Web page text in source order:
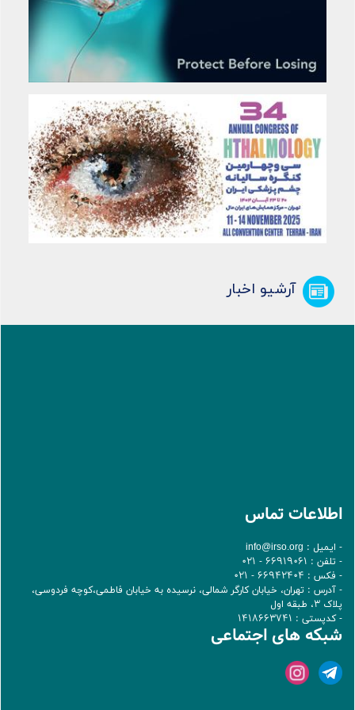
آرشیو اخبار
اطلاعات تماس
- ایمیل : info@irso.org
- تلفن : 66919061 - 021
- فکس : 66942404 - 021
- آدرس : تهران، خيابان کارگر شمالی، نرسيده به خيابان فاطمی،کوچه فردوسی،
پلاک 3، طبقه اول
- کدپستی : 1418663741
شبکه های اجتماعی